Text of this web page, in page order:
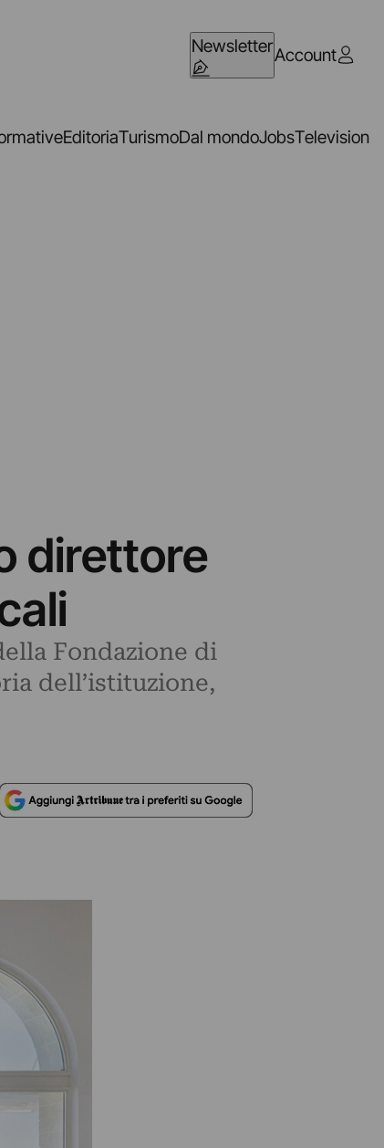
NewsletterAccount
EditoriaTurismoDal mondoJobsTelevision
direttore
Fondazione di
dell’istituzione,